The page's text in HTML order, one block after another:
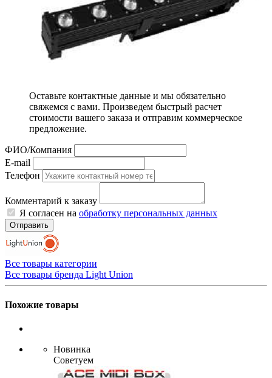
Оставьте контактные данные и мы обязательно
свяжемся с вами. Произведем быстрый расчет
стоимости вашего заказа и отправим коммерческое
предложение.
ФИО/Компания
E-mail
Телефон
Комментарий к заказу
Я согласен на обработку персональных данных
Отправить
Все товары категории
Все товары бренда Light Union
Похожие товары
Новинка
Советуем